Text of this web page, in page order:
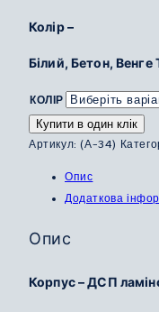
Колір –
Білий, Бетон,
КОЛІР
Купити в один клік
Артикул:(А-34)
Опис
Додаткова
Опис
Корпус – ДСП